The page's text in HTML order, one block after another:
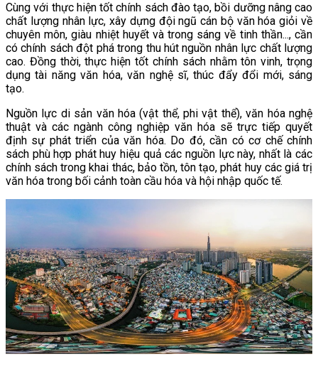
Cùng với thực hiện tốt chính sách đào tạo, bồi dưỡng nâng cao
chất lượng nhân lực, xây dựng đội ngũ cán bộ văn hóa giỏi về
chuyên môn, giàu nhiệt huyết và trong sáng về tinh thần..., cần
có chính sách đột phá trong thu hút nguồn nhân lực chất lượng
cao. Đồng thời, thực hiện tốt chính sách nhằm tôn vinh, trọng
dụng tài năng văn hóa, văn nghệ sĩ, thúc đẩy đổi mới, sáng
tạo.
Nguồn lực di sản văn hóa (vật thể, phi vật thể), văn hóa nghệ
thuật và các ngành công nghiệp văn hóa sẽ trực tiếp quyết
định sự phát triển của văn hóa. Do đó, cần có cơ chế chính
sách phù hợp phát huy hiệu quả các nguồn lực này, nhất là các
chính sách trong khai thác, bảo tồn, tôn tạo, phát huy các giá trị
văn hóa trong bối cảnh toàn cầu hóa và hội nhập quốc tế.